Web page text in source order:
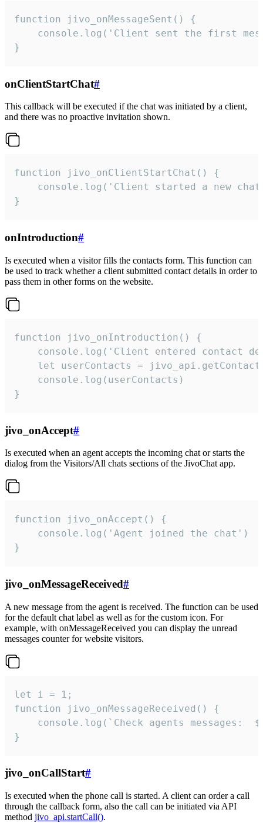
function jivo_onMessageSent() {
console.log('Client sent the first
}
onClientStartChat#
This callback will be executed if the chat was initiated by a client,
and there was no proactive invitation shown.
function jivo_onClientStartChat() {
console.log('Client started a new
}
onIntroduction#
Is executed when a visitor fills the contacts form. This function can
be used to track whether a client submitted contact details in order to
pass them in other forms on the website.
function jivo_onIntroduction() {
console.log('Client entered contact
let userContacts =
    console.log(userContacts)
}
jivo_onAccept#
Is executed when an agent accepts the incoming chat or starts the
dialog from the Visitors/All chats sections of the JivoChat app.
function jivo_onAccept() {
}
jivo_onMessageReceived#
A new message from the agent is received. The function can be used
for the default chat label as well as for the custom icon. For
example, with onMessageReceived you can display the unread
messages counter for website visitors.
let i = 1;
function jivo_onMessageReceived() {
}
jivo_onCallStart#
Is executed when the phone call is started. A client can order a call
through the callback form, also the call can be initiated via API
method jivo_api.startCall().